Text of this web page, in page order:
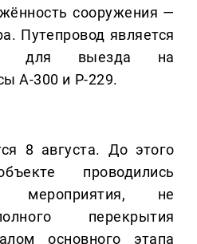
сооружения —
Путепровод является
для выезда на
А-300 и Р-229.
8 августа. До этого
проводились
мероприятия, не
перекрытия
основного этапа